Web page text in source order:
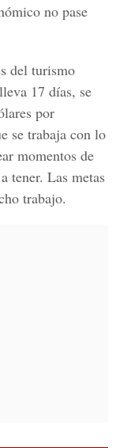
no pase
del turismo
17 días, se
por
se trabaja con lo
momentos de
tener. Las metas
trabajo.